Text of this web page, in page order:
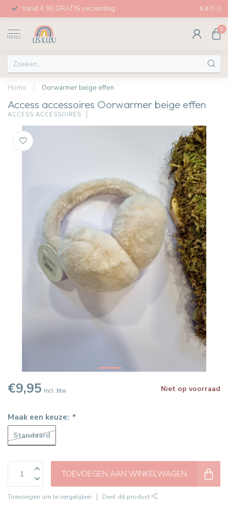
Vanaf € 90 GRATIS verzending Afhalen
5.0 /5.0
MENU
0
Home / Oorwarmer beige effen
Access accessoires Oorwarmer beige effen
ACCESS ACCESSOIRES
€9,95 Incl. btw Niet op voorraad
Maak een keuze: *
Standaard
TOEVOEGEN AAN WINKELWAGEN
Toevoegen om te vergelijken Deel dit product